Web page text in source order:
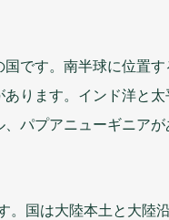
国です。 南半球に位置す
あります。インド洋と 太
、パプアニューギニアが
。 国は大陸本土 と 大陸